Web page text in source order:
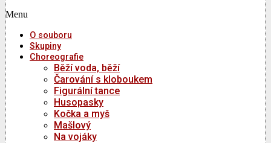
Menu
O souboru
Skupiny
Choreografie
Běží voda, běží
Čarování s kloboukem
Figurální tance
Husopasky
Kočka a myš
Mašlový
Na vojáky